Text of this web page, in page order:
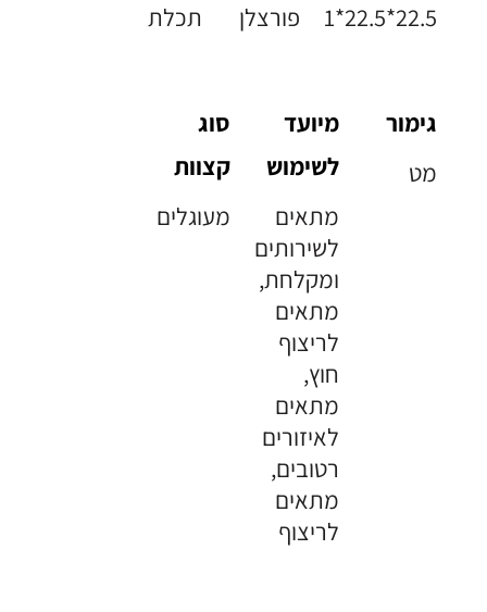
1*22.5*22.5
פורצלן
תכלת
גימור
מט
מיועד
לשימוש
מתאים
לשירותים
ומקלחת,
מתאים
לריצוף
חוץ,
מתאים
לאיזורים
רטובים,
מתאים
לריצוף
סוג
קצוות
מעוגלים